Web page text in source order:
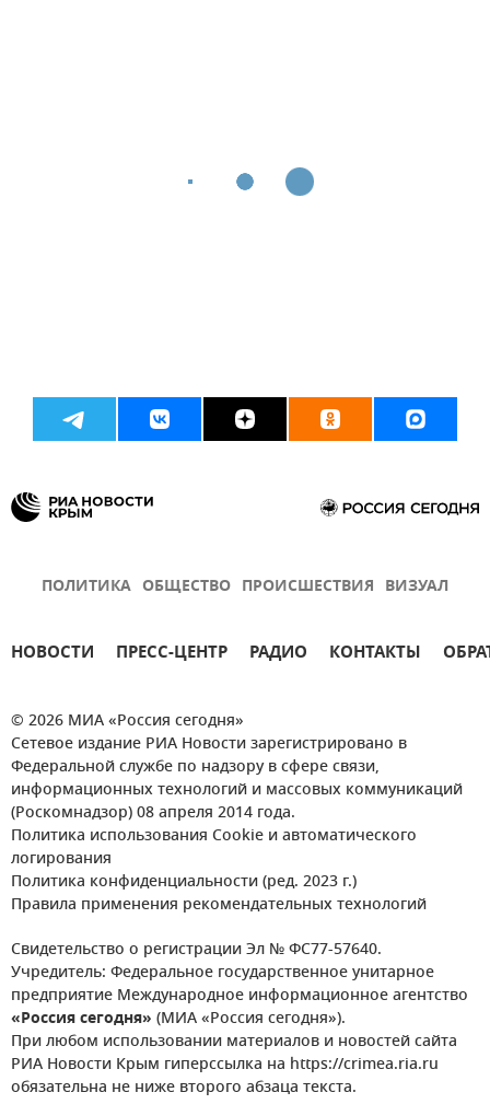
ПОЛИТИКА ОБЩЕСТВО ПРОИСШЕСТВИЯ ВИЗУАЛ
НОВОСТИ ПРЕСС-ЦЕНТР РАДИО КОНТАКТЫ
© 2026 МИА «Россия сегодня»
Сетевое издание РИА Новости зарегистрировано в
Федеральной службе по надзору в сфере связи,
информационных технологий и массовых коммуникаций
(Роскомнадзор) 08 апреля 2014 года.
Политика использования Cookie и автоматического
логирования
Политика конфиденциальности (ред. 2023 г.)
Правила применения рекомендательных технологий
Свидетельство о регистрации Эл № ФС77-57640.
Учредитель: Федеральное государственное унитарное
предприятие Международное информационное агентство
«Россия сегодня» (МИА «Россия сегодня»).
При любом использовании материалов и новостей сайта
РИА Новости Крым гиперссылка на https://crimea.ria.ru
обязательна не ниже второго абзаца текста.